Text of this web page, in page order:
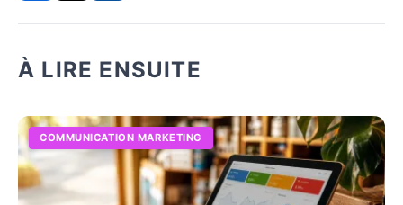
À LIRE ENSUITE
COMMUNICATION MARKETING